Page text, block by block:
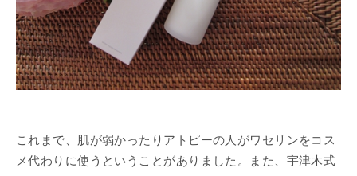
これまで、肌が弱かったりアトピーの人がワセリンをコス
メ代わりに使うということがありました。また、宇津木式